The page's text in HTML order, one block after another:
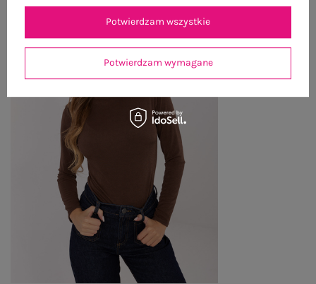
Potwierdzam wymagane
Potwierdzam wszystkie